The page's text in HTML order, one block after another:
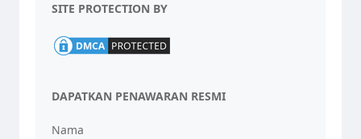
SITE PROTECTION BY
DAPATKAN PENAWARAN RESMI
Nama